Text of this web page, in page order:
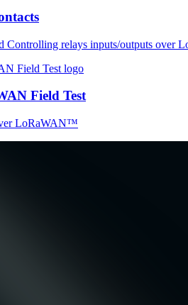
Controlling relays inputs/outputs over
Field Test
LoRaWAN™